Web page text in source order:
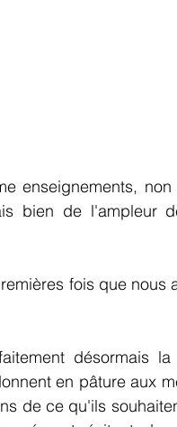
enseignements,
bien de l'ampleur
fois que
désormais
en pâture aux
de ce qu'ils